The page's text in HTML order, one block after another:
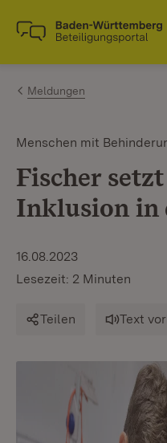
Zum Inhalt springen
Link zur Startseite
Meldungen
Menschen mit
Fischer
Inklusion in
16.08.2023
Lesezeit: 2 Minuten
Teilen Text